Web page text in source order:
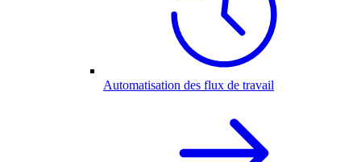
Automatisation des flux de travail